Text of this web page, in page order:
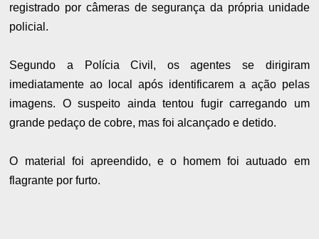
registrado por câmeras de segurança da própria unidade
policial.
Segundo a Polícia Civil, os agentes se dirigiram
imediatamente ao local após identificarem a ação pelas
imagens. O suspeito ainda tentou fugir carregando um
grande pedaço de cobre, mas foi alcançado e detido.
O material foi apreendido, e o homem foi autuado em
flagrante por furto.